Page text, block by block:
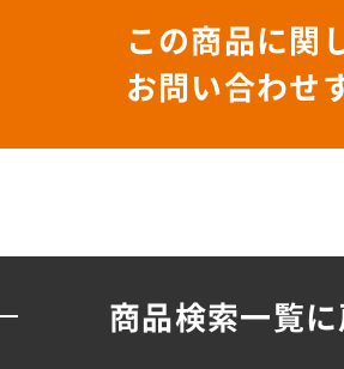
この商品に関
お問い合わせ
商品検索一覧